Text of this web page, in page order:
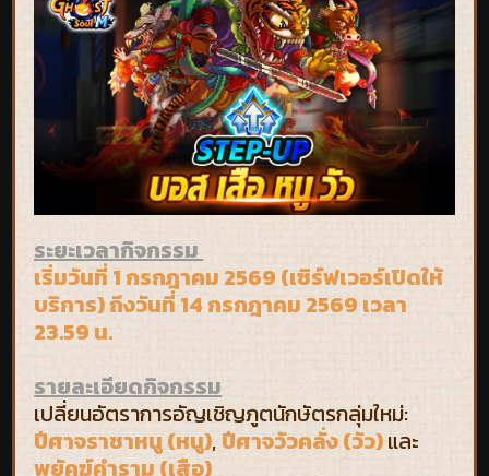
ระยะเวลากิจกรรม
เริ่มวันที่ 1 กรกฎาคม 2569 (เซิร์ฟเวอร์เปิดให้
บริการ) ถึงวันที่ 14 กรกฎาคม 2569 เวลา
23.59 น.
รายละเอียดกิจกรรม
เปลี่ยนอัตราการอัญเชิญภูตนักษัตรกลุ่มใหม่:
ปีศาจราชาหนู (หนู), ปีศาจวัวคลั่ง (วัว)และ
พยัคฆ์คำราม (เสือ)